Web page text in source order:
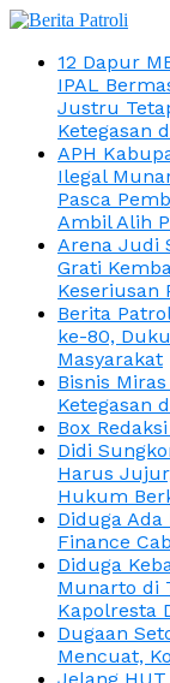
12 Dapur
IPAL
Justru
Ketegasan
APH
Ilegal
Pasca
Ambil Alih
Arena Judi
Grati
Keseriusan
Berita
ke-80,
Masyarakat
Bisnis
Ketegasan
Box
Didi
Harus
Hukum
Diduga
Finance
Diduga
Munarto di
Kapolresta
Dugaan
Mencuat,